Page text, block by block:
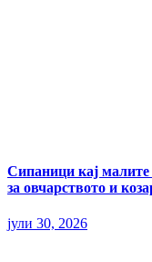
Сипаници кај малите
за овчарството и
јули 30, 2026